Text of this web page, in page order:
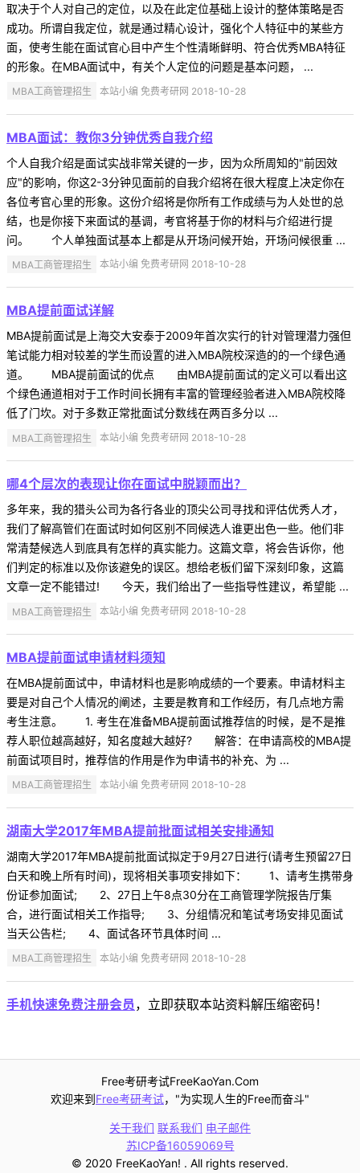
取决于个人对自己的定位，以及在此定位基础上设计的整体策略是否
成功。所谓自我定位，就是通过精心设计，强化个人特征中的某些方
面，使考生能在面试官心目中产生个性清晰鲜明、符合优秀MBA特征
的形象。在MBA面试中，有关个人定位的问题是基本问题， ...
MBA工商管理招生 本站小编 免费考研网 2018-10-28
MBA面试：教你3分钟优秀自我介绍
个人自我介绍是面试实战非常关键的一步，因为众所周知的"前因效
应"的影响，你这2-3分钟见面前的自我介绍将在很大程度上决定你在
各位考官心里的形象。这份介绍将是你所有工作成绩与为人处世的总
结，也是你接下来面试的基调，考官将基于你的材料与介绍进行提
问。 个人单独面试基本上都是从开场问候开始，开场问候很重 ...
MBA工商管理招生 本站小编 免费考研网 2018-10-28
MBA提前面试详解
MBA提前面试是上海交大安泰于2009年首次实行的针对管理潜力强但
笔试能力相对较差的学生而设置的进入MBA院校深造的的一个绿色通
道。 MBA提前面试的优点 由MBA提前面试的定义可以看出这
个绿色通道相对于工作时间长拥有丰富的管理经验者进入MBA院校降
低了门坎。对于多数正常批面试分数线在两百多分以 ...
MBA工商管理招生 本站小编 免费考研网 2018-10-28
哪4个层次的表现让你在面试中脱颖而出？
多年来，我的猎头公司为各行各业的顶尖公司寻找和评估优秀人才，
我们了解高管们在面试时如何区别不同候选人谁更出色一些。他们非
常清楚候选人到底具有怎样的真实能力。这篇文章，将会告诉你，他
们判定的标准以及你该避免的误区。想给老板们留下深刻印象，这篇
文章一定不能错过! 今天，我们给出了一些指导性建议，希望能 ...
MBA工商管理招生 本站小编 免费考研网 2018-10-28
MBA提前面试申请材料须知
在MBA提前面试中，申请材料也是影响成绩的一个要素。申请材料主
要是对自己个人情况的阐述，主要是教育和工作经历，有几点地方需
考生注意。 1. 考生在准备MBA提前面试推荐信的时候，是不是推
荐人职位越高越好，知名度越大越好? 解答：在申请高校的MBA提
前面试项目时，推荐信的作用是作为申请书的补充、为 ...
MBA工商管理招生 本站小编 免费考研网 2018-10-28
湖南大学2017年MBA提前批面试相关安排通知
湖南大学2017年MBA提前批面试拟定于9月27日进行(请考生预留27日
白天和晚上所有时间)，现将相关事项安排如下： 1、请考生携带身
份证参加面试; 2、27日上午8点30分在工商管理学院报告厅集
合，进行面试相关工作指导; 3、分组情况和笔试考场安排见面试
当天公告栏; 4、面试各环节具体时间 ...
MBA工商管理招生 本站小编 免费考研网 2018-10-28
手机快速免费注册会员 ，立即获取本站资料解压缩密码！
Free考研考试FreeKaoYan.Com
欢迎来到Free考研考试，"为实现人生的Free而奋斗"
关于我们 联系我们 电子邮件
苏ICP备16059069号
© 2020 FreeKaoYan! . All rights reserved.